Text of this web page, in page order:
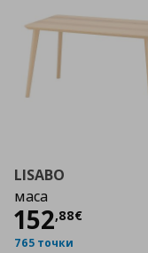
LISABO
маса
152,88€
Цена
765 точки